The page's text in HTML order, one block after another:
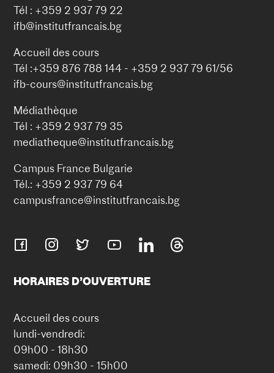
Tél : +359 2 937 79 22
ifb@institutfrancais.bg
Accueil des cours
Tél :+359 876 788 144 - +359 2 937 79 61/56
ifb-cours@institutfrancais.bg
Médiathèque
Tél : +359 2 937 79 35
mediatheque@institutfrancais.bg
Campus France Bulgarie
Tél.: +359 2 937 79 64
campusfrance@institutfrancais.bg
HORAIRES D’OUVERTURE
Accueil des cours
lundi-vendredi:
09h00 - 18h30
samedi: 09h30 - 15h00